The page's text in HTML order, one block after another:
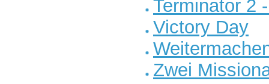
Terminator 2
Victory Day
Zwei